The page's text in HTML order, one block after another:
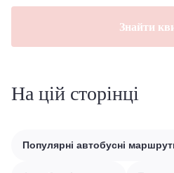
Знайти
На цій сторінці
Популярні автобусні